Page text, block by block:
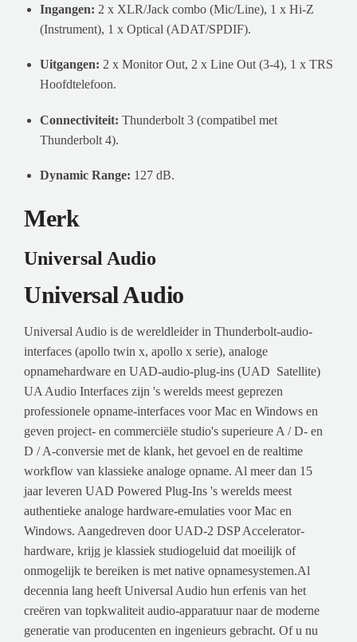
Ingangen: 2 x XLR/Jack combo (Mic/Line), 1 x Hi-Z
(Instrument), 1 x Optical (ADAT/SPDIF).
Uitgangen: 2 x Monitor Out, 2 x Line Out (3-4), 1 x TRS
Hoofdtelefoon.
Connectiviteit: Thunderbolt 3 (compatibel met
Thunderbolt 4).
Dynamic Range: 127 dB.
Merk
Universal Audio
Universal Audio
Universal Audio is de wereldleider in Thunderbolt-audio-
interfaces (apollo twin x, apollo x serie), analoge
opnamehardware en UAD-audio-plug-ins (UAD Satellite)
UA Audio Interfaces zijn 's werelds meest geprezen
professionele opname-interfaces voor Mac en Windows en
geven project- en commerciële studio's superieure A / D- en
D / A-conversie met de klank, het gevoel en de realtime
workflow van klassieke analoge opname. Al meer dan 15
jaar leveren UAD Powered Plug-Ins 's werelds meest
authentieke analoge hardware-emulaties voor Mac en
Windows. Aangedreven door UAD-2 DSP Accelerator-
hardware, krijg je klassiek studiogeluid dat moeilijk of
onmogelijk te bereiken is met native opnamesystemen.Al
decennia lang heeft Universal Audio hun erfenis van het
creëren van topkwaliteit audio-apparatuur naar de moderne
generatie van producenten en ingenieurs gebracht. Of u nu